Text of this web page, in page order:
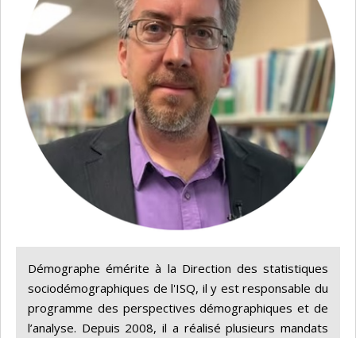
Démographe émérite à la Direction des statistiques
sociodémographiques de l'ISQ, il y est responsable du
programme des perspectives démographiques et de
l’analyse. Depuis 2008, il a réalisé plusieurs mandats